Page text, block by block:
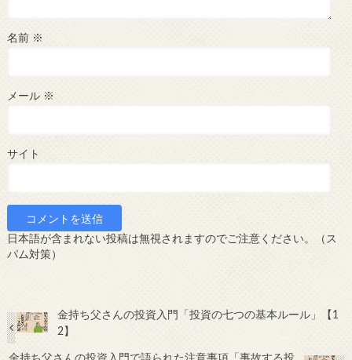
名前 ※
メール ※
サイト
日本語が含まれない投稿は無視されますのでご注意ください。（ス
パム対策）
金持ち父さんの投資入門「投資の七つの基本ルール」【1
2】